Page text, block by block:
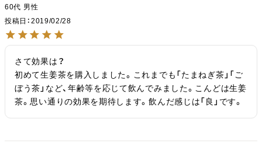
60代 男性
投稿日
2019/02/28
さて効果は？
初めて生姜茶を購入しました。これまでも「たまねぎ茶」「ご
ぼう茶」など、年齢等を応じて飲んでみました。こんどは生姜
茶。思い通りの効果を期待します。飲んだ感じは「良」です。